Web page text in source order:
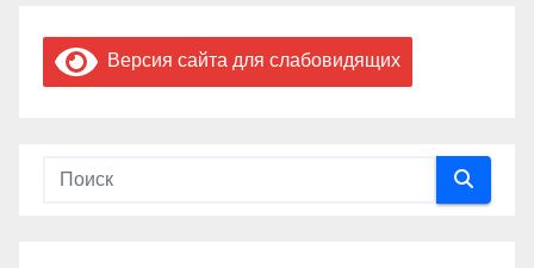
Версия сайта для слабовидящих